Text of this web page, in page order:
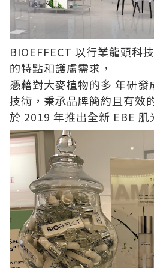
BIOEFFECT 以行業龍頭科
的特點和護膚需求，
憑藉對大麥植物的多 年研發
技術，秉承品牌簡約且有效
於 2019 年推出全新 EBE 肌